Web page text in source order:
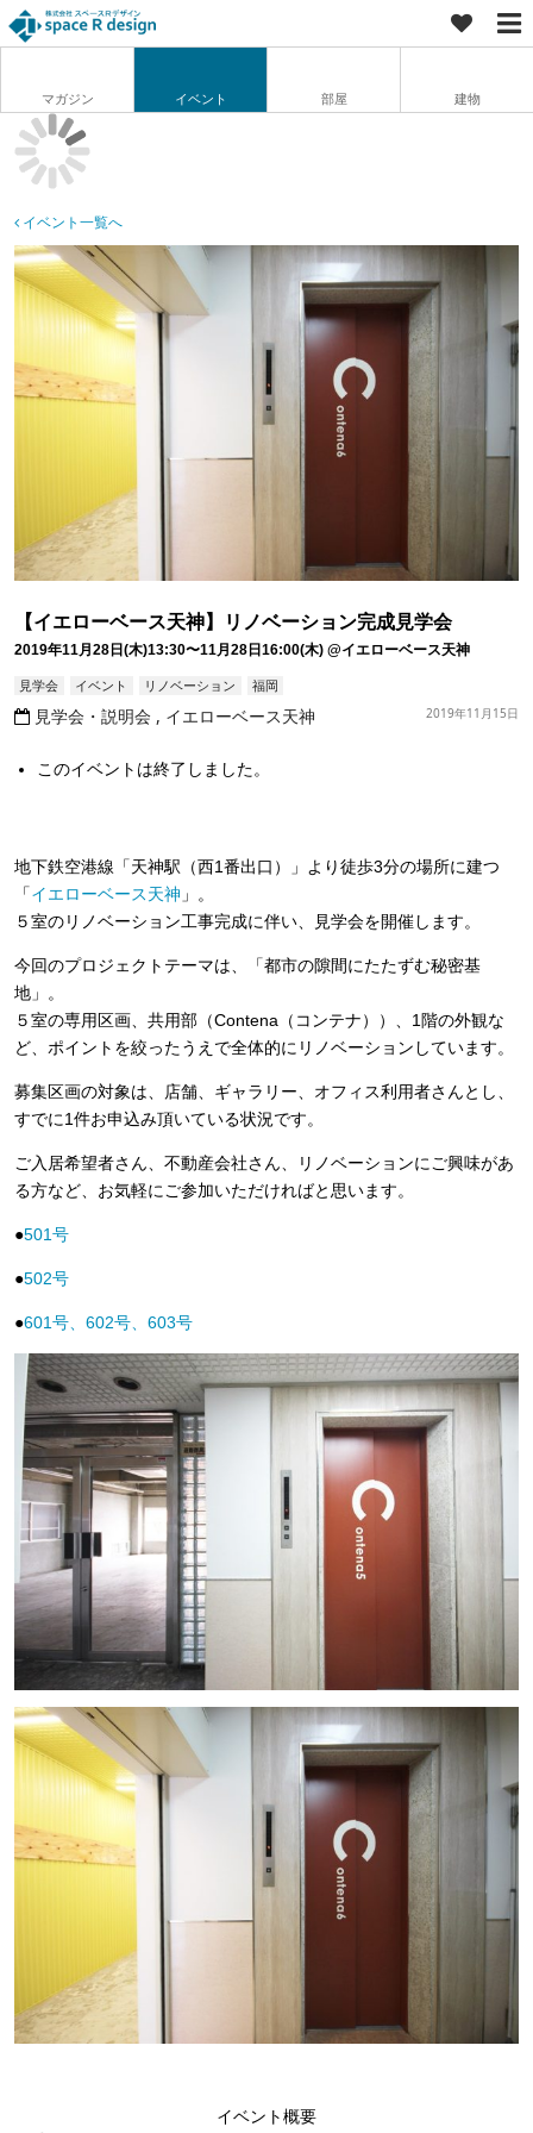
マガジン イベント 部屋 建物
イベント一覧へ
【イエローベース天神】リノベーション完成見学会
2019年11月28日(木)13:30〜11月28日16:00(木) @イエローベース天神
見学会 イベント リノベーション 福岡
見学会・説明会 イエローベース天神 2019年11月15日
このイベントは終了しました。
地下鉄空港線「天神駅（西1番出口）」より徒歩3分の場所に建つ
「イエローベース天神 」。
５室のリノベーション工事完成に伴い、見学会を開催します。
今回のプロジェクトテーマは、「都市の隙間にたたずむ秘密基
地」。
５室の専用区画、共用部（Contena （コンテナ））、 1階の外観な
ど、ポイントを絞ったうえで全体的にリノベーションしています。
募集区画の対象は、店舗、ギャラリー、オフィス利用者さんとし、
すでに1件お申込み頂いている状況です。
ご入居希望者さん、不動産会社さん、リノベーションにご興味があ
る方など、お気軽にご参加いただければと思います。
●501号
●502号
●601号、602号、603号
イベント概要